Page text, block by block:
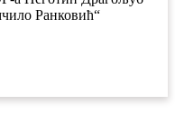
Ранковић“